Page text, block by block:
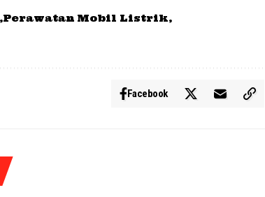
Perawatan Mobil Listrik
Facebook